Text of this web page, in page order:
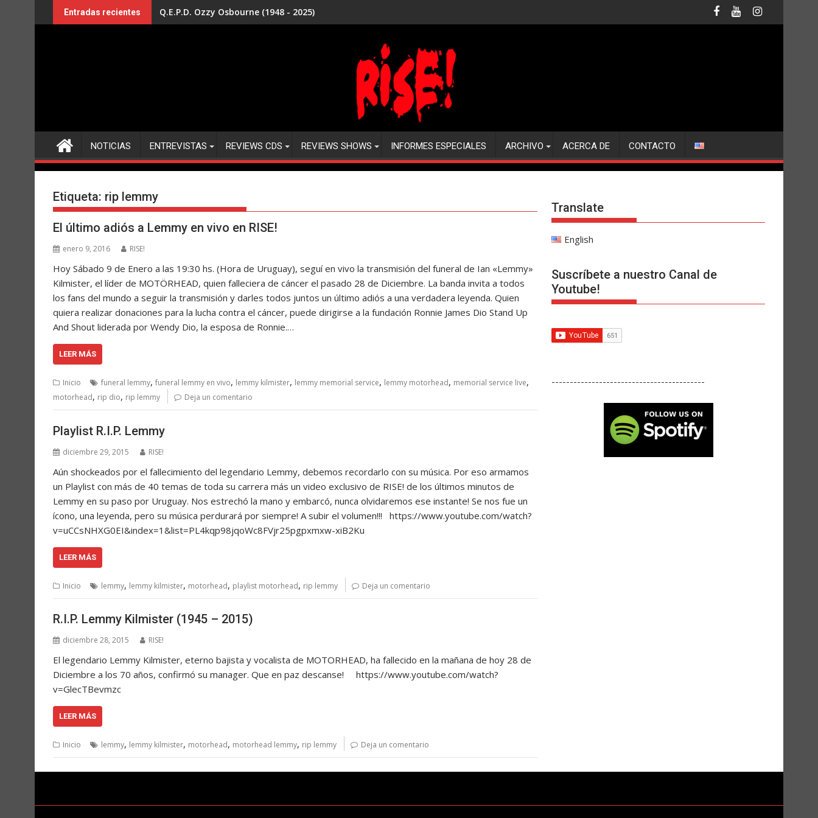
al
Entradas recientes Q.E.P.D. Ozzy Osbourne (1948 - 2025)
NOTICIAS ENTREVISTAS REVIEWS CDS REVIEWS SHOWS INFORMES ESPECIALES ARCHIVO ACERCA DE CONTACTO
Etiqueta: rip lemmy
El último adiós a Lemmy en vivo en RISE!
enero 9, 2016 RISE!
Hoy Sábado 9 de Enero a las 19:30 hs. (Hora de Uruguay), seguí en vivo la transmisión del funeral de Ian «Lemmy»
Kilmister, el líder de MOTÖRHEAD, quien falleciera de cáncer el pasado 28 de Diciembre. La banda invita a todos
los fans del mundo a seguir la transmisión y darles todos juntos un último adiós a una verdadera leyenda. Quien
quiera realizar donaciones para la lucha contra el cáncer, puede dirigirse a la fundación Ronnie James Dio Stand Up
And Shout liderada por Wendy Dio, la esposa de Ronnie.…
LEER MÁS
Inicio funeral lemmy, funeral lemmy en vivo, lemmy kilmister, lemmy memorial service, lemmy motorhead, memorial service live,
motorhead, rip dio, rip lemmy Deja un comentario
Playlist R.I.P. Lemmy
diciembre 29, 2015 RISE!
Aún shockeados por el fallecimiento del legendario Lemmy, debemos recordarlo con su música. Por eso armamos
un Playlist con más de 40 temas de toda su carrera más un video exclusivo de RISE! de los últimos minutos de
Lemmy en su paso por Uruguay. Nos estrechó la mano y embarcó, nunca olvidaremos ese instante! Se nos fue un
ícono, una leyenda, pero su música perdurará por siempre! A subir el volumen!!! https://www.youtube.com/watch?
v=uCCsNHXG0EI&index=1&list=PL4kqp98jqoWc8FVjr25pgpxmxw-xiB2Ku
LEER MÁS
Inicio lemmy, lemmy kilmister, motorhead, playlist motorhead, rip lemmy Deja un comentario
R.I.P. Lemmy Kilmister (1945 – 2015)
diciembre 28, 2015 RISE!
El legendario Lemmy Kilmister, eterno bajista y vocalista de MOTORHEAD, ha fallecido en la mañana de hoy 28 de
Diciembre a los 70 años, confirmó su manager. Que en paz descanse! https://www.youtube.com/watch?
v=GlecTBevmzc
LEER MÁS
Inicio lemmy, lemmy kilmister, motorhead, motorhead lemmy, rip lemmy Deja un comentario
Translate
English
Suscríbete a nuestro Canal de
Youtube!
------------------------------------------